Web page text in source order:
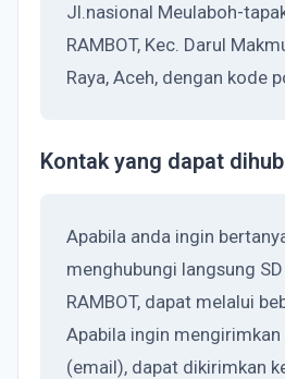
Jl.nasional Meulaboh-
RAMBOT, Kec. Darul
Raya, Aceh, dengan kode
Kontak yang dapat
Apabila anda ingin
menghubungi langsung SD
RAMBOT, dapat melalui
Apabila ingin
(email), dapat dikirimkan